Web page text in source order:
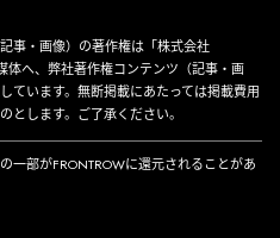
事・画像）の著作権は「株式会社
体へ、弊社著作権コンテンツ（記事・画
ています。無断掲載にあたっては掲載費用
とします。ご了承ください。
一部がFRONTROWに還元されることがあ